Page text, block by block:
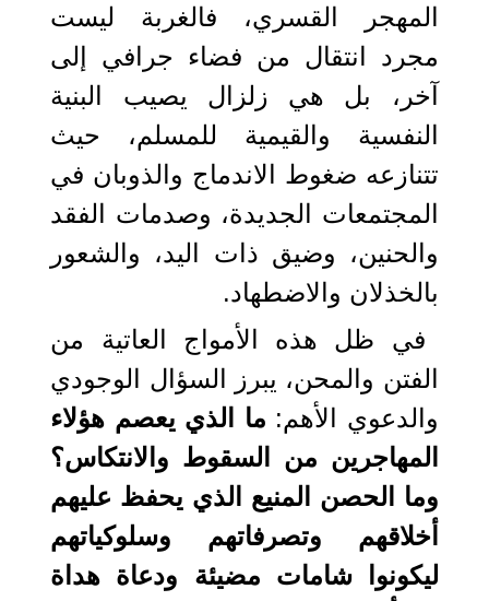
المهجر القسري، فالغربة ليست
مجرد انتقال من فضاء جرافي إلى
آخر، بل هي زلزال يصيب البنية
النفسية والقيمية للمسلم، حيث
تتنازعه ضغوط الاندماج والذوبان في
المجتمعات الجديدة، وصدمات الفقد
والحنين، وضيق ذات اليد، والشعور
بالخذلان والاضطهاد.
في ظل هذه الأمواج العاتية من
الفتن والمحن، يبرز السؤال الوجودي
والدعوي الأهم: ما الذي يعصم هؤلاء
المهاجرين من السقوط والانتكاس؟
وما الحصن المنيع الذي يحفظ عليهم
أخلاقهم وتصرفاتهم وسلوكياتهم
ليكونوا شامات مضيئة ودعاة هداة